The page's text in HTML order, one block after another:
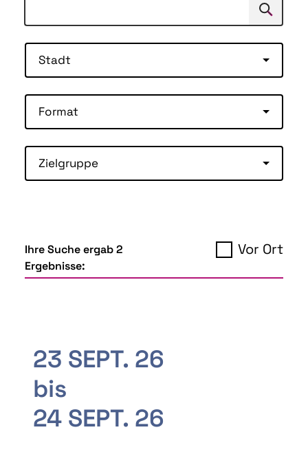
Suchen
Stadt
Format
Zielgruppe
Ihre Suche ergab 2
Ergebnisse:
Vor Ort
23 SEPT. 26
bis
24 SEPT. 26